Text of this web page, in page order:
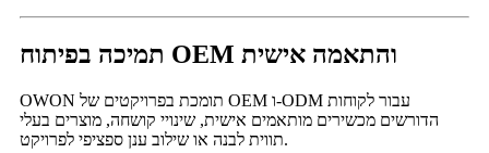
תמיכה בפיתוח OEM והתאמה אישית
OWON תומכת בפרויקטים של OEM ו-ODM עבור לקוחות
הדורשים מכשירים מותאמים אישית, שינויי קושחה, מוצרים בעלי
תווית לבנה או שילוב ענן ספציפי לפרויקט.